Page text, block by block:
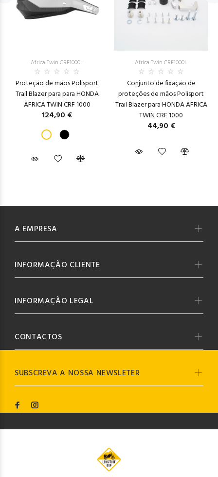
Africa Twin CRF1000L
Proteção de mãos Polisport
Trail Blazer para para HONDA
AFRICA TWIN CRF 1000
124,90 €
Africa Twin CRF1000L
Conjunto de fixação de
proteções de mãos Polisport
Trail Blazer para HONDA AFRICA
TWIN CRF 1000
44,90 €
SUBSCREVA A NOSSA NEWSLETER
A EMPRESA
INFORMAÇÃO CLIENTE
INFORMAÇÃO LEGAL
CONTACTOS